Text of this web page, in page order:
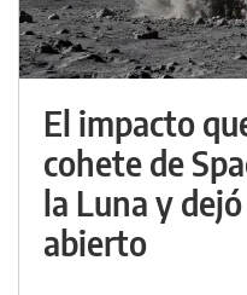
El impacto
cohete de
la Luna y
abierto